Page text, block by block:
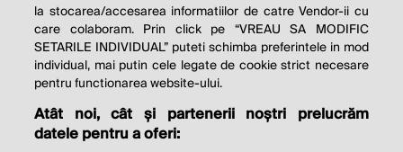
THE SOCIAL RESPONSIBILITY OF
BUSINESS IS TO INCREASE ITS
PROFITS.
Milton Friedman
la stocarea/accesarea informatiilor de catre Vendor-ii cu
care colaboram. Prin click pe “VREAU SA MODIFIC
SETARILE INDIVIDUAL” puteti schimba preferintele in mod
individual, mai putin cele legate de cookie strict necesare
pentru functionarea website-ului.
Atât noi, cât și partenerii noștri prelucrăm
datele pentru a oferi: